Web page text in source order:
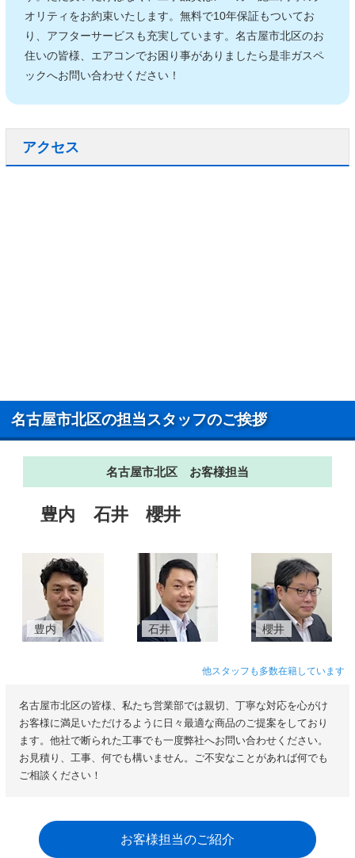
オリティをお約束いたします。無料で10年保証もついてお
り、アフターサービスも充実しています。名古屋市北区のお
住いの皆様、エアコンでお困り事がありましたら是非ガスペ
ックへお問い合わせください！
アクセス
名古屋市北区の担当スタッフのご挨拶
名古屋市北区 お客様担当
豊内 石井 櫻井
豊内 石井 櫻井
他スタッフも多数在籍しています
名古屋市北区の皆様、私たち営業部では親切、丁寧な対応を心がけ
お客様に満足いただけるように日々最適な商品のご提案をしており
ます。他社で断られた工事でも一度弊社へお問い合わせください。
お見積り、工事、何でも構いません。ご不安なことがあれば何でも
ご相談ください！
お客様担当のご紹介